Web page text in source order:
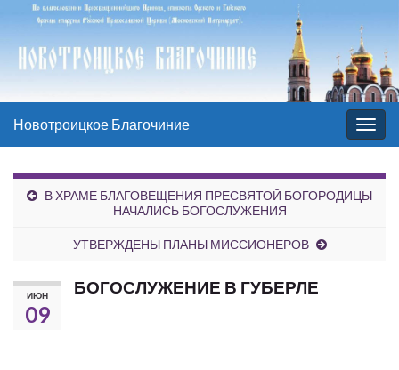
Вкл/
выкл
Новотроицкое Благочиние
В ХРАМЕ БЛАГОВЕЩЕНИЯ ПРЕСВЯТОЙ БОГОРОДИЦЫ
НАЧАЛИСЬ БОГОСЛУЖЕНИЯ
УТВЕРЖДЕНЫ ПЛАНЫ МИССИОНЕРОВ
ИЮН
09
БОГОСЛУЖЕНИЕ В ГУБЕРЛЕ